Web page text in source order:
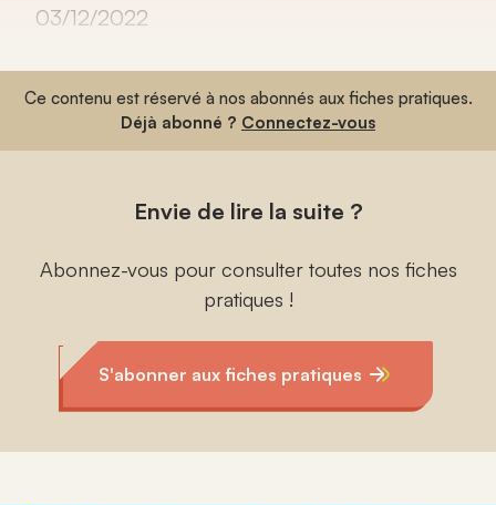
03/12/2022
Ce contenu est réservé à nos abonnés aux fiches pratiques.
Déjà abonné ? Connectez-vous
Envie de lire la suite ?
Abonnez-vous pour consulter toutes nos fiches
pratiques !
S'abonner aux fiches pratiques